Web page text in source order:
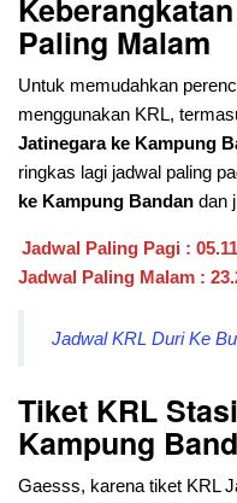
Paling Malam
Untuk memudahkan
menggunakan KRL,
Jatinegara ke Kampung
ringkas lagi jadwal paling
ke Kampung Bandan dan
Jadwal Paling Pagi :
Jadwal Paling Malam :
Jadwal KRL Duri Ke
Tiket KRL
Kampung
Gaesss, karena tiket KRL